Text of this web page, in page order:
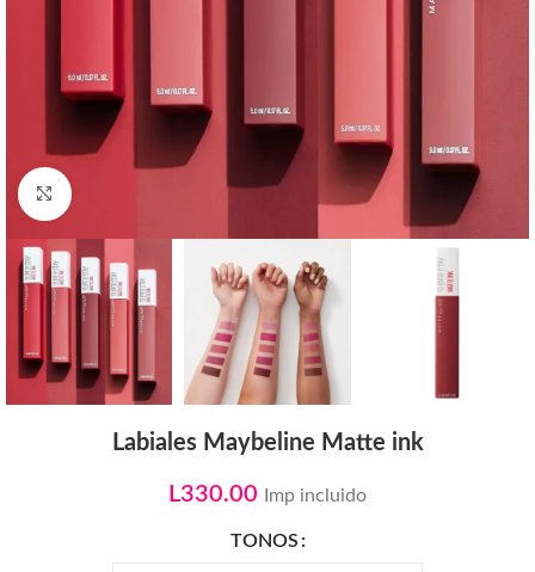
Click to enlarge
Labiales Maybeline Matte ink
L330.00 Imp incluido
TONOS